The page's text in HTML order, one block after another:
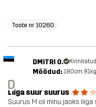
Toote nr 10260
D
DMITRI O.
Mõõdud: 180cm, 81kg
Liiga suur suurus
Suurus M oli minu jaoks